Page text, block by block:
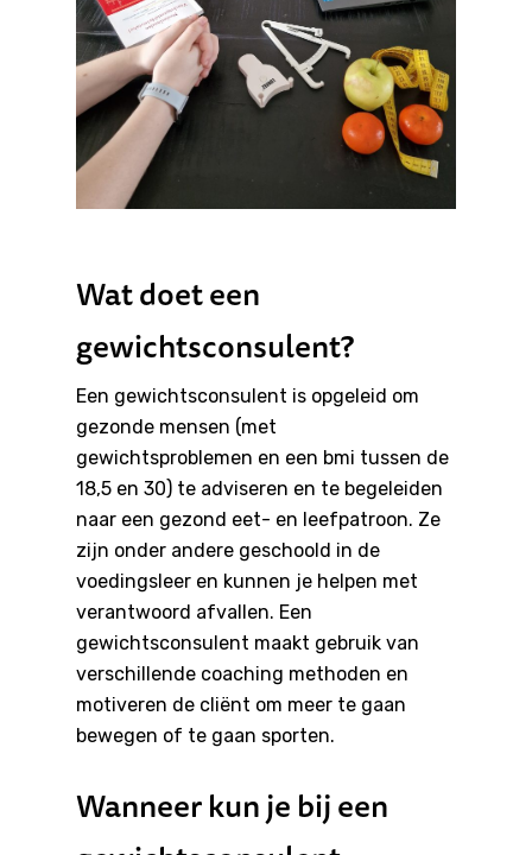
Wat doet een
gewichtsconsulent?
Een gewichtsconsulent is opgeleid om
gezonde mensen (met
gewichtsproblemen en een bmi tussen de
18,5 en 30) te adviseren en te begeleiden
naar een gezond eet- en leefpatroon. Ze
zijn onder andere geschoold in de
voedingsleer en kunnen je helpen met
verantwoord afvallen. Een
gewichtsconsulent maakt gebruik van
verschillende coaching methoden en
motiveren de cliënt om meer te gaan
bewegen of te gaan sporten.
Wanneer kun je bij een